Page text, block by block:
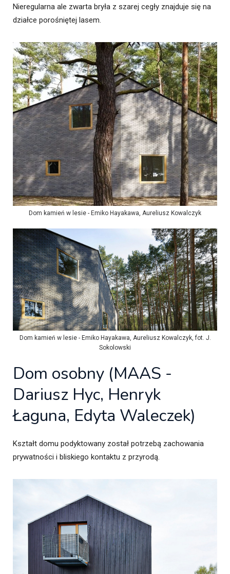
Nieregularna ale zwarta bryła z szarej cegły znajduje się na
działce porośniętej lasem.
Dom kamień w lesie - Emiko Hayakawa, Aureliusz Kowalczyk
Dom kamień w lesie - Emiko Hayakawa, Aureliusz Kowalczyk, fot. J.
Sokolowski
Dom osobny (MAAS -
Dariusz Hyc, Henryk
Łaguna, Edyta Waleczek)
Kształt domu podyktowany został potrzebą zachowania
prywatności i bliskiego kontaktu z przyrodą.